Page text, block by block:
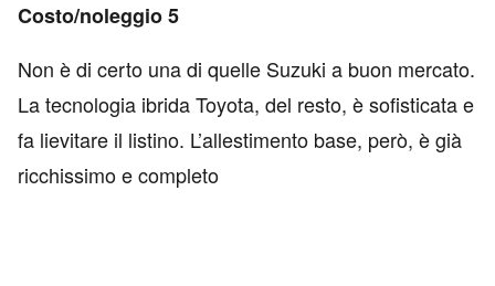
Costo/noleggio 5
Non è di certo una di quelle Suzuki a buon mercato.
La tecnologia ibrida Toyota, del resto, è sofisticata e
fa lievitare il listino. L’allestimento base, però, è già
ricchissimo e completo